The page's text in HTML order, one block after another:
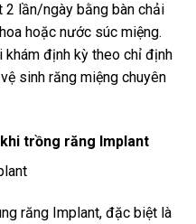
2 lần/ngày bằng bàn chải
hoặc nước súc miệng.
khám định kỳ theo chỉ định
sinh răng miệng chuyên
trồng răng Implant
răng Implant, đặc biệt là